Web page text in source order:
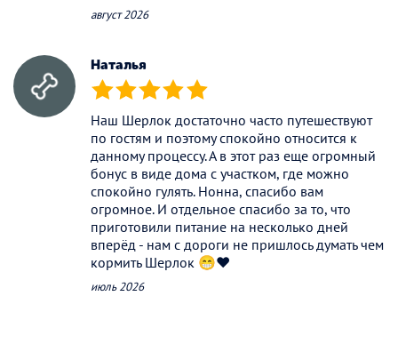
август 2026
Наталья
(*) (*) (*) (*) (*)
Наш Шерлок достаточно часто путешествуют
по гостям и поэтому спокойно относится к
данному процессу. А в этот раз еще огромный
бонус в виде дома с участком, где можно
спокойно гулять. Нонна, спасибо вам
огромное. И отдельное спасибо за то, что
приготовили питание на несколько дней
вперёд - нам с дороги не пришлось думать чем
кормить Шерлок 😁❤️
июль 2026